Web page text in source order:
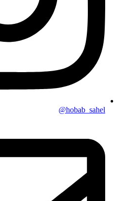
hobab_sahel@